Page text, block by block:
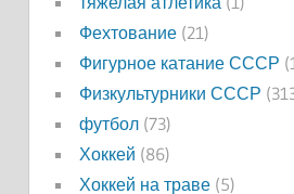
Фехтование(21)
Фигурное катание СССР
Физкультурники СССР
футбол(73)
Хоккей (86)
Хоккей на траве(5)